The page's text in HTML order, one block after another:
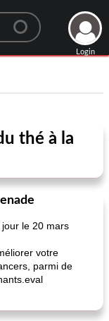
Login
thé à la
le 20 mars
votre
parmi de